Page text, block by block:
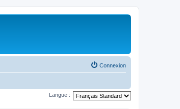
Connexion
Langue :